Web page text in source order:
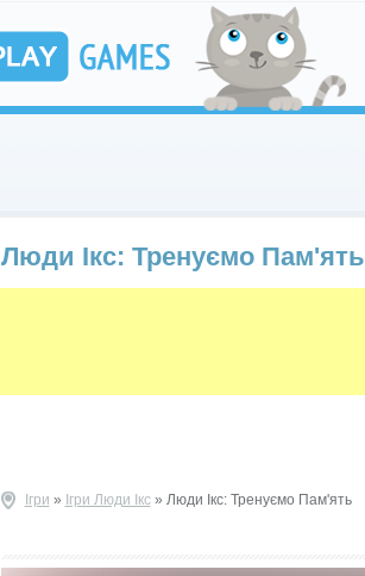
Люди Ікс: Тренуємо Пам'ять
Ігри » Ігри Люди Ікс» Люди Ікс: Тренуємо Пам'ять